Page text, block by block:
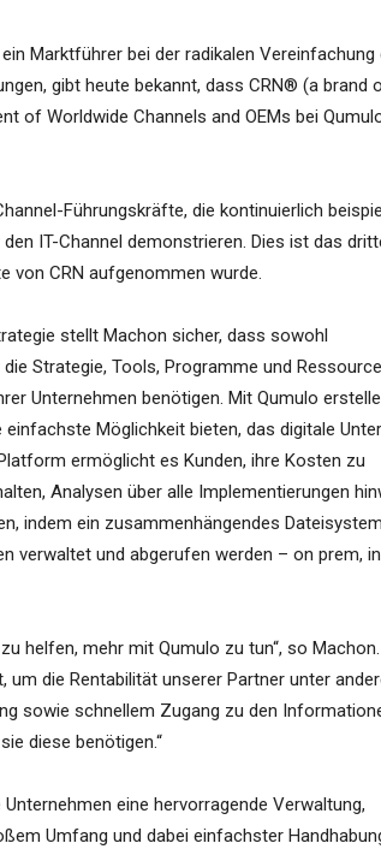
Marktführer bei der radikalen Vereinfachung
gibt heute bekannt, dass CRN® (a brand
of Worldwide Channels and OEMs bei
Führungskräfte, die kontinuierlich
IT-Channel demonstrieren. Dies ist das
von CRN aufgenommen wurde.
stellt Machon sicher, dass sowohl
Strategie, Tools, Programme und
Unternehmen benötigen. Mit Qumulo
Möglichkeit bieten, das digitale
ermöglicht es Kunden, ihre Kosten zu
Analysen über alle Implementierungen
indem ein zusammenhängendes Dateisystem
verwaltet und abgerufen werden – on prem,
helfen, mehr mit Qumulo zu tun“, so Machon.
die Rentabilität unserer Partner unter
sowie schnellem Zugang zu den
diese benötigen.“
eine hervorragende Verwaltung,
Umfang und dabei einfachster